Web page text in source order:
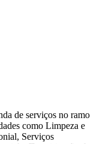
de serviços no ramo
como Limpeza e
Serviços